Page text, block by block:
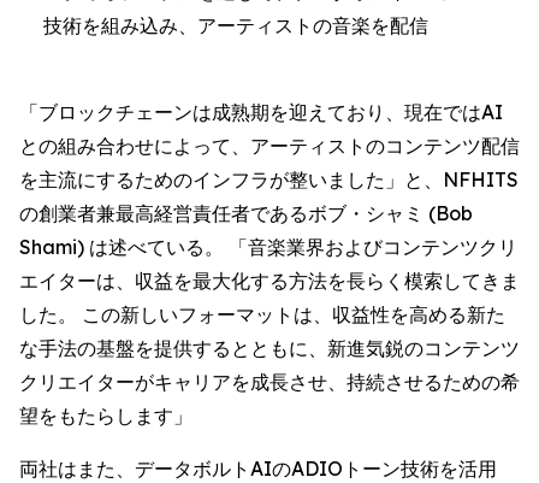
技術を組み込み、アーティストの音楽を配信
「ブロックチェーンは成熟期を迎えており、現在ではAI
との組み合わせによって、アーティストのコンテンツ配信
を主流にするためのインフラが整いました」と、NFHITS
の創業者兼最高経営責任者であるボブ・シャミ (Bob
Shami) は述べている。 「音楽業界およびコンテンツクリ
エイターは、収益を最大化する方法を長らく模索してきま
した。 この新しいフォーマットは、収益性を高める新た
な手法の基盤を提供するとともに、新進気鋭のコンテンツ
クリエイターがキャリアを成長させ、持続させるための希
望をもたらします」
両社はまた、データボルトAIのADIOトーン技術を活用